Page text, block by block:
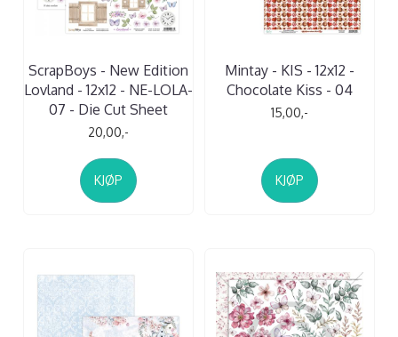
ScrapBoys - New Edition
Lovland - 12x12 - NE-LOLA-
07 - Die Cut Sheet
20,00,-
KJØP
Mintay - KIS - 12x12 -
Chocolate Kiss - 04
15,00,-
KJØP